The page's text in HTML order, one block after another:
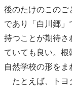
後のたけのこのご
であり「白川郷」
持つことが期待さ
ていても良い。
自然学校の形をま
たとえば、トヨ